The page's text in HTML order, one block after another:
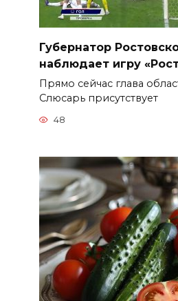
Губернатор
наблюдает игру
Прямо сейчас глава
Слюсарь присутствует
48